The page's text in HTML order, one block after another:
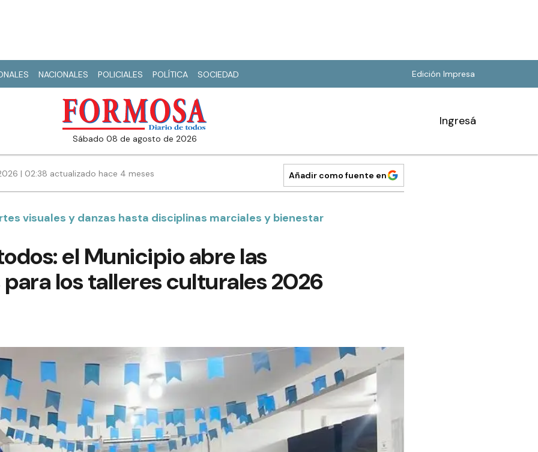
NACIONALES POLICIALES POLÍTICA SOCIEDAD Edición Impresa
sábado 08 de agosto de 2026
Ingresá
| 02:38 actualizado hace 4 meses Añadir como fuente en
visuales y danzas hasta disciplinas marciales y bienestar
el Municipio abre las
los talleres culturales 2026